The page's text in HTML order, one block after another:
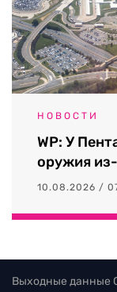
НОВОСТИ
WP: У
оружия
10.08.2026 /
Выходные данные